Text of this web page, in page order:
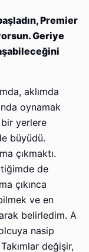
Premier
Geriye
aklımda
oynamak
bir yerlere
büyüdü.
çıkmaktı.
de
çıkınca
ve en
belirledim. A
nasip
değişir,